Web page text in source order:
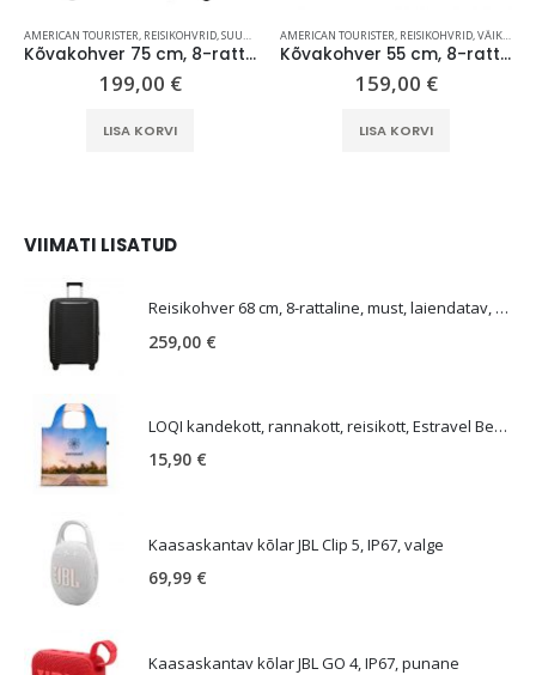
SAMSONITE
AMERICAN TOURISTER, REISIKOHVRID,SUURED KOHVRID (70 CM +)
Kõvakohver 75 cm, 8-rattaline, punane (Magma Red), laiendatav, TSA koodlukk, American Tourister Bon Air DLX
199,00 €
LISA KORVI
AMERICAN TOURISTER, REISIKOHVRID,VÄIKESED KOHVRID (KUNI 59 CM)
Kõvakohver 55 cm, 8-rattaline, sinine (Coronet Blue), TSA koodlukk, American Tourister Airconic
159,00 €
LISA KORVI
VIIMATI LISATUD
Reisikohver 68 cm, 8-rattaline, must, laiendatav, TSA koodlukk, Samsonite Upscape
259,00 €
LOQI kandekott, rannakott, reisikott, Estravel Beach Bag
15,90 €
Kaasaskantav kõlar JBL Clip 5, IP67, valge
69,99 €
Kaasaskantav kõlar JBL GO 4, IP67, punane